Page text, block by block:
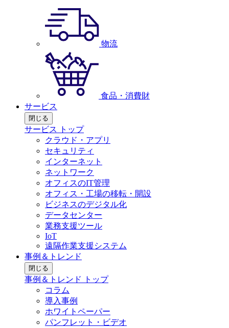
物流
食品・消費財
サービス
閉じる
サービス トップ
クラウド・アプリ
セキュリティ
インターネット
ネットワーク
オフィスのIT管理
オフィス・工場の移転・開設
ビジネスのデジタル化
データセンター
業務支援ツール
IoT
遠隔作業支援システム
事例＆トレンド
閉じる
事例＆トレンド トップ
コラム
導入事例
ホワイトペーパー
パンフレット・ビデオ